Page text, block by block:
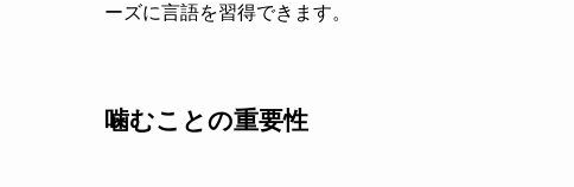
ーズに言語を習得できます。
噛むことの重要性